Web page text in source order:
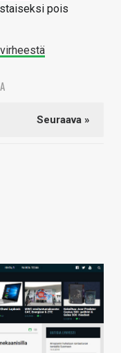
pois
Seuraava »